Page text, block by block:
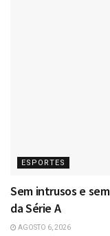
ESPORTES
Sem intrusos e
da Série A
AGOSTO 6, 2026